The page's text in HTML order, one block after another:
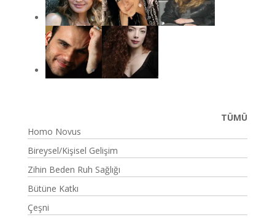
TÜMÜ
Homo Novus
Bireysel/Kişisel Gelişim
Zihin Beden Ruh Sağlığı
Bütüne Katkı
Çeşni